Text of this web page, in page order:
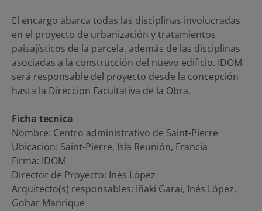
El encargo abarca todas las disciplinas involucradas
en el proyecto de urbanización y tratamientos
paisajísticos de la parcela, además de las disciplinas
asociadas a la construcción del nuevo edificio. IDOM
será responsable del proyecto desde la concepción
hasta la Dirección Facultativa de la Obra.
Ficha tecnica
Nombre: Centro administrativo de Saint-Pierre
Ubicacion: Saint-Pierre, Isla Reunión, Francia
Firma: IDOM
Director de Proyecto: Inés López
Arquitecto(s) responsables: Iñaki Garai, Inés López,
Gohar Manrique